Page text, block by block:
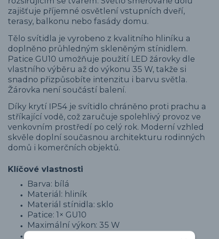
zajišťuje příjemné osvětlení vstupních dveří,
terasy, balkonu nebo fasády domu.
Tělo svítidla je vyrobeno z kvalitního hliníku a
doplněno průhledným skleněným stínidlem.
Patice GU10 umožňuje použití LED žárovky dle
vlastního výběru až do výkonu 35 W, takže si
snadno přizpůsobíte intenzitu i barvu světla.
Žárovka není součástí balení.
Díky krytí IP54 je svítidlo chráněno proti prachu a
stříkající vodě, což zaručuje spolehlivý provoz ve
venkovním prostředí po celý rok. Moderní vzhled
skvěle doplní současnou architekturu rodinných
domů i komerčních objektů.
Klíčové vlastnosti
Barva: bílá
Materiál: hliník
Materiál stínidla: sklo
Patice: 1× GU10
Maximální výkon: 35 W